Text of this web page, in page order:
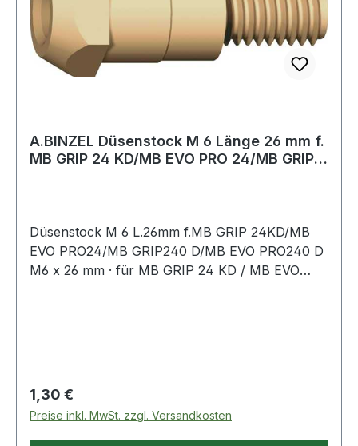
A.BINZEL Düsenstock M 6 Länge 26 mm f.
MB GRIP 24 KD/MB EVO PRO 24/MB GRIP
Düsenstock M 6 L.26mm f.MB GRIP 24KD/MB
EVO PRO24/MB GRIP240 D/MB EVO PRO240 D
M6 x 26 mm · für MB GRIP 24 KD / MB EVO
Regulärer Preis:
1,30 €
Preise inkl. MwSt. zzgl. Versandkosten